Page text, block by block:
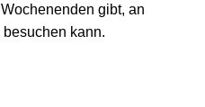
gibt, an
kann.